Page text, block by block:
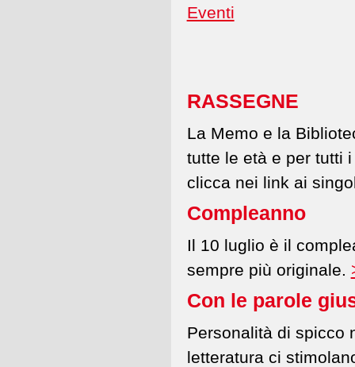
Eventi
RASSEGNE
La Memo e la
tutte le età e per tutti
clicca nei link ai
Compleanno
Il 10 luglio è il
sempre più originale.
Con le parole
Personalità di spicco
letteratura ci